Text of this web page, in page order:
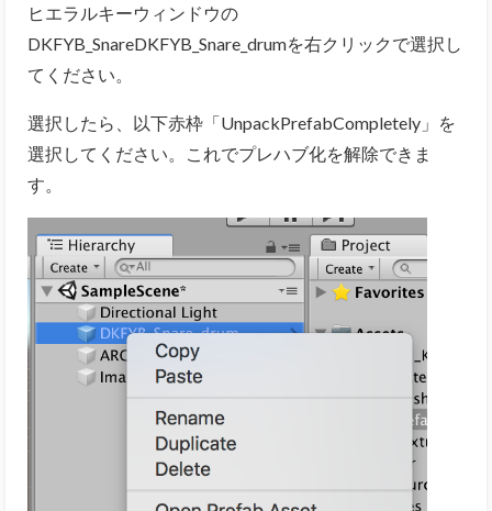
ヒエラルキーウィンドウの
DKFYB_SnareDKFYB_Snare_drumを右クリックで選択し
てください。
選択したら、以下赤枠「UnpackPrefabCompletely」を
選択してください。これでプレハブ化を解除できま
す。